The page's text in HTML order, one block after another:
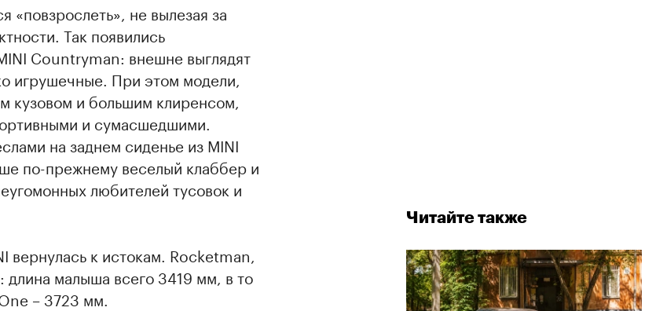
Читайте также
«повзрослеть», не вылезая за
Так появились
Countryman: внешне выглядят
игрушечные. При этом модели,
кузовом и большим клиренсом,
и сумасшедшими.
на заднем сиденье из MINI
по-прежнему веселый клаббер и
любителей тусовок и
вернулась к истокам. Rocketman,
малыша всего 3419 мм, в то
– 3723 мм.